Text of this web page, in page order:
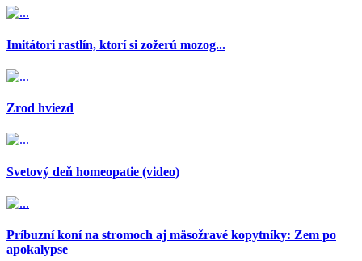
Imitátori rastlín, ktorí si zožerú mozog...
Zrod hviezd
Svetový deň homeopatie (video)
Príbuzní koní na stromoch aj mäsožravé kopytníky: Zem po
apokalypse